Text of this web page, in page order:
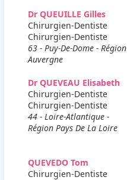
Dr QUEUILLE Gilles
Chirurgien-Dentiste
Chirurgien-Dentiste
63 - Puy-De-Dome - Région
Auvergne
Dr QUEVEAU Elisabeth
Chirurgien-Dentiste
Chirurgien-Dentiste
44 - Loire-Atlantique -
Région Pays De La Loire
QUEVEDO Tom
Chirurgien-Dentiste